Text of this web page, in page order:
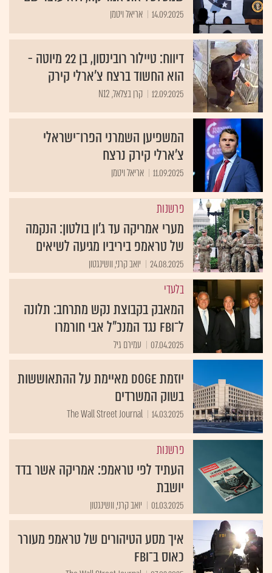
14.09.2025 אריאל ויטמן
דיווח: טיילור רובינסון, בן 22 מיוטה -
הוא החשוד ברצח צ'ארלי קירק
12.09.2025 קרן בצלאל, N12
המשפיען השמרני הפרו־ישראלי
צ’ארלי קירק נרצח
11.09.2025 אריאל ויטמן
פרשנות
מערי אמריקה עד ג'ון בולטון: הנקמה
של טראמפ ביריביו מגיעה לשיאים
24.08.2025 יואב קרני, וושינגטון
בלעדי
המאבק בקבוצת נקש מתרחב: תלונה
ל־FBI נגד המנכ"ל אבי חורמרו
07.04.2025 עמירם גיל
יוזמת DOGE מאיימת על ההתאוששות
בשוק המשרדים
14.03.2025
The Wall Street Journal
פרשנות
העתיד לפי טראמפ: אמריקה אשר בדד
יושבת
01.03.2025 יואב קרני, וושינגטון
איך מסע הטיהורים של טראמפ מעורר
כאוס ב־FBI